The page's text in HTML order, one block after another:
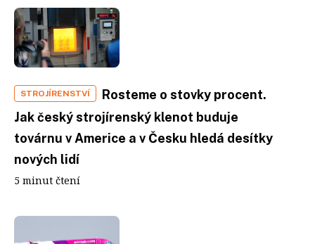
STROJÍRENSTVÍ
Rosteme o stovky procent.
Jak český strojírenský klenot buduje
továrnu v Americe a v Česku hledá desítky
nových lidí
5 minut čtení